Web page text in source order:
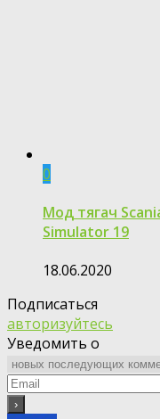
0
Мод тягач
Simulator 19
18.06.2020
Подписаться
авторизуйтесь
Уведомить о